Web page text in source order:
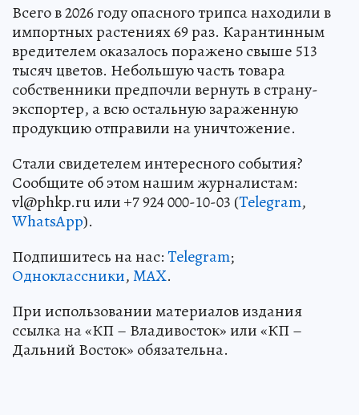
Всего в 2026 году опасного трипса находили в
импортных растениях 69 раз. Карантинным
вредителем оказалось поражено свыше 513
тысяч цветов. Небольшую часть товара
собственники предпочли вернуть в страну-
экспортер, а всю остальную зараженную
продукцию отправили на уничтожение.
Стали свидетелем интересного события?
Сообщите об этом нашим журналистам:
vl@phkp.ru или +7 924 000-10-03 (Telegram,
WhatsApp).
Подпишитесь на нас:Telegram;
Одноклассники,MAX.
При использовании материалов издания
ссылка на «КП – Владивосток» или «КП –
Дальний Восток» обязательна.